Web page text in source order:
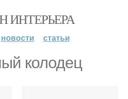
ИНТЕРЬЕРА
новости статьи
колодец